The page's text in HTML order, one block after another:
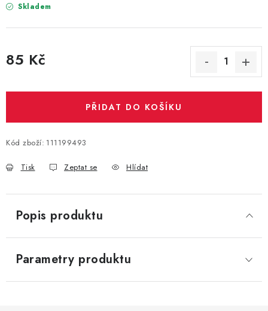
ORGANZY, STOLOVÉ ŠERPY
Podmínky ochrany osobních údajů
Skladem
85 Kč
PŘIDAT DO KOŠÍKU
Kód zboží: 111199493
Tisk Zeptat se Hlídat
Popis produktu
Parametry produktu